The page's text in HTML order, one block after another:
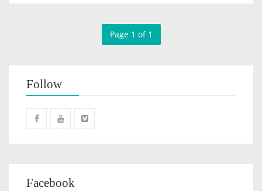
Page 1 of 1
Follow
Facebook